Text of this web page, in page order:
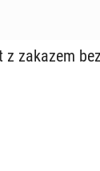
z zakazem